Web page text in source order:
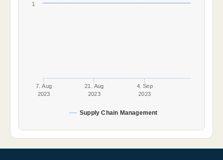
Supply Chain Management
7. Aug
2023
21. Aug
2023
4. Sep
2023
1